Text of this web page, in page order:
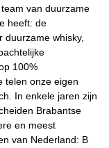
van duurzame
heeft: de
duurzame whisky,
100%
telen onze eigen
In enkele jaren zijn
Brabantse
en meest
van Nederland: B